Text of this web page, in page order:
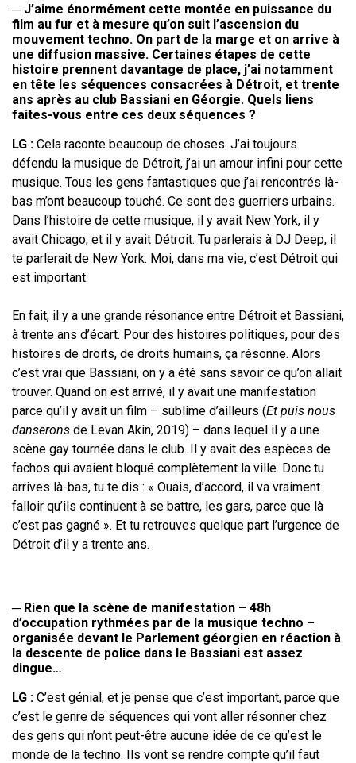
─ J’aime énormément cette montée en puissance du
film au fur et à mesure qu’on suit l’ascension du
mouvement techno. On part de la marge et on arrive à
une diffusion massive. Certaines étapes de cette
histoire prennent davantage de place, j’ai notamment
en tête les séquences consacrées à Détroit, et trente
ans après au club Bassiani en Géorgie. Quels liens
faites-vous entre ces deux séquences ?
LG : Cela raconte beaucoup de choses. J’ai toujours
défendu la musique de Détroit, j’ai un amour infini pour cette
musique. Tous les gens fantastiques que j’ai rencontrés là-
bas m’ont beaucoup touché. Ce sont des guerriers urbains.
Dans l’histoire de cette musique, il y avait New York, il y
avait Chicago, et il y avait Détroit. Tu parlerais à DJ Deep, il
te parlerait de New York. Moi, dans ma vie, c’est Détroit qui
est important.
En fait, il y a une grande résonance entre Détroit et Bassiani,
à trente ans d’écart. Pour des histoires politiques, pour des
histoires de droits, de droits humains, ça résonne. Alors
c’est vrai que Bassiani, on y a été sans savoir ce qu’on allait
trouver. Quand on est arrivé, il y avait une manifestation
parce qu’il y avait un film – sublime d’ailleurs (Et puis nous
danserons de Levan Akin, 2019) – dans lequel il y a une
scène gay tournée dans le club. Il y avait des espèces de
fachos qui avaient bloqué complètement la ville. Donc tu
arrives là-bas, tu te dis : « Ouais, d’accord, il va vraiment
falloir qu’ils continuent à se battre, les gars, parce que là
c’est pas gagné ». Et tu retrouves quelque part l’urgence de
Détroit d’il y a trente ans.
─ Rien que la scène de manifestation – 48h
d’occupation rythmées par de la musique techno –
organisée devant le Parlement géorgien en réaction à
la descente de police dans le Bassiani est assez
dingue…
LG : C’est génial, et je pense que c’est important, parce que
c’est le genre de séquences qui vont aller résonner chez
des gens qui n’ont peut-être aucune idée de ce qu’est le
monde de la techno. Ils vont se rendre compte qu’il faut